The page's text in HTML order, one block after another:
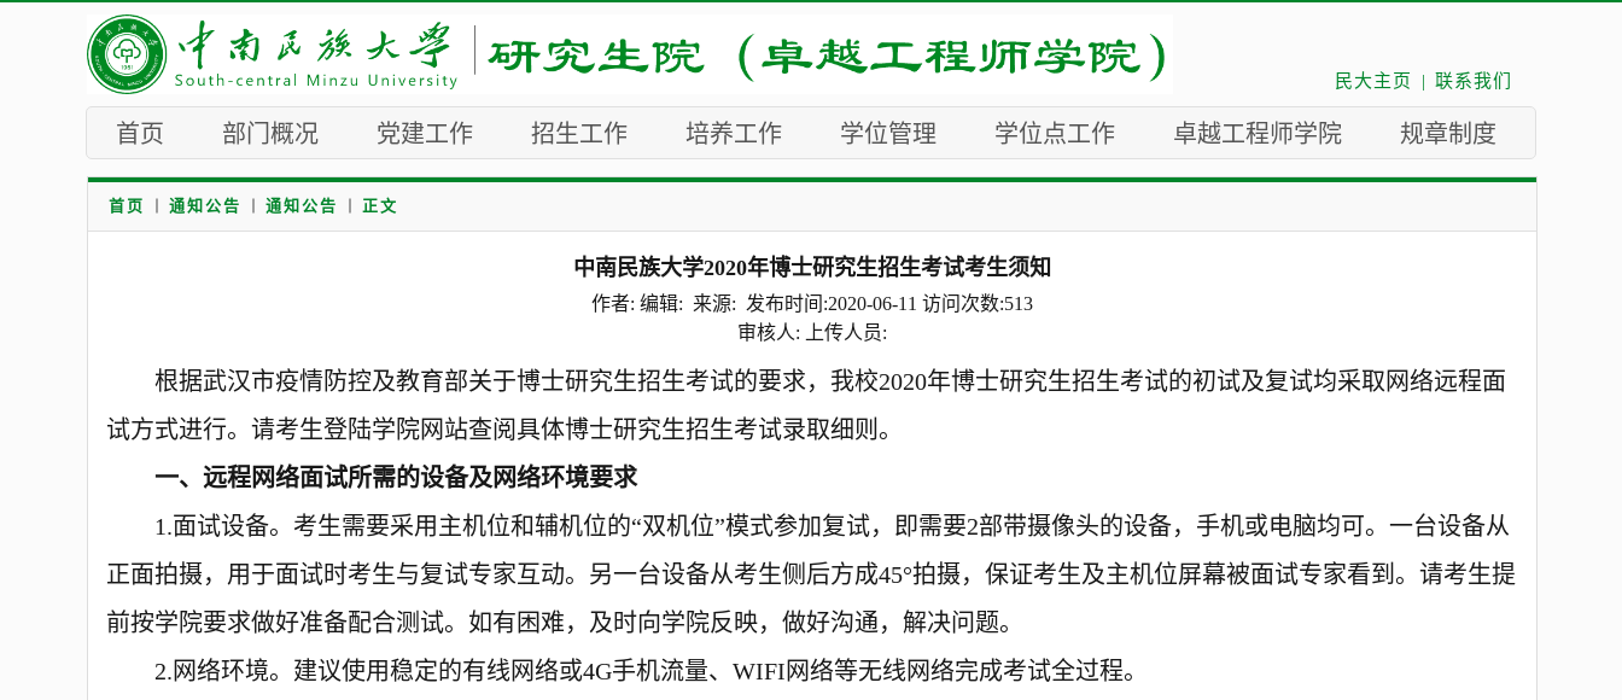
民大主页 | 联系我们
首页 部门概况 党建工作 招生工作 培养工作 学位管理 学位点工作 卓越工程师学院 规章制度
首页 通知公告 通知公告 正文
中南民族大学2020年博士研究生招生考试考生须知
作者: 编辑: 来源: 发布时间:2020-06-11 访问次数:513
审核人: 上传人员:
根据武汉市疫情防控及教育部关于博士研究生招生考试的要求，我校2020年博士研究生招生考试的初试及复试均采取网络远程面
试方式进行。请考生登陆学院网站查阅具体博士研究生招生考试录取细则。
一、远程网络面试所需的设备及网络环境要求
1.面试设备。 考生需要采用主机位和辅机位的“双机位”模式参加复试，即需要2部带摄像头的设备，手机或电脑均可。一台设备从
正面拍摄，用于面试时考生与复试专家互动。 另一台设备从考生侧后方成45°拍摄， 保证考生及主机位屏幕被面试专家看到。请考生提
前按学院要求做好准备配合测试。 如有困难，及时向学院反映，做好沟通，解决问题。
2.网络环境。 建议使用稳定的有线网络或4G手机流量、WIFI网络等无线网络完成考试全过程。